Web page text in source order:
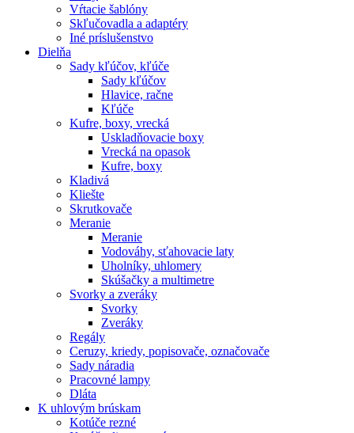
Vŕtacie šablóny
Skľučovadla a adaptéry
Iné príslušenstvo
Dielňa
Sady kľúčov, kľúče
Sady kľúčov
Hlavice, račne
Kľúče
Kufre, boxy, vrecká
Uskladňovacie boxy
Vrecká na opasok
Kufre, boxy
Kladivá
Kliešte
Skrutkovače
Meranie
Meranie
Vodováhy, sťahovacie laty
Uholníky, uhlomery
Skúšačky a multimetre
Svorky a zveráky
Svorky
Zveráky
Regály
Ceruzy, kriedy, popisovače, označovače
Sady náradia
Pracovné lampy
Dláta
K uhlovým brúskam
Kotúče rezné